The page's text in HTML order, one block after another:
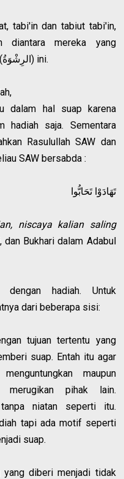
tabi'in dan tabiut tabi'in,
mereka yang
membolehkan suap atau risywah (الرِشْوَةُ) ini.
dalam hal suap karena
hadiah saja. Sementara
Rasulullah SAW dan
SAW bersabda :
تَهَادَوْا تَحَابُّوا
niscaya kalian saling
dan Bukhari dalam Adabul
dengan hadiah. Untuk
dari beberapa sisi:
tujuan tertentu yang
suap. Entah itu agar
maupun
merugikan pihak lain.
niatan seperti itu.
tapi ada motif seperti
suap.
diberi menjadi tidak